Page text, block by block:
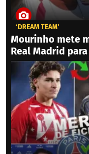
‘DREAM TEAM'
Mourinho mete
Real Madrid